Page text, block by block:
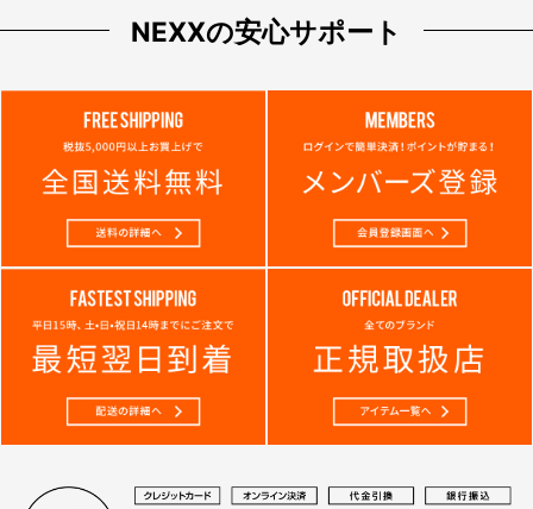
NEXXの安心サポート